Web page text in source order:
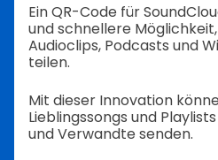
Ein QR-Code für
und schnellere
Audioclips, Podcasts und
teilen.
Mit dieser Innovation
Lieblingssongs und
und Verwandte senden.